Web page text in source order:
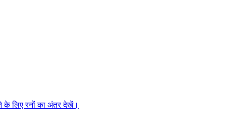
के लिए रनों का अंतर देखें।